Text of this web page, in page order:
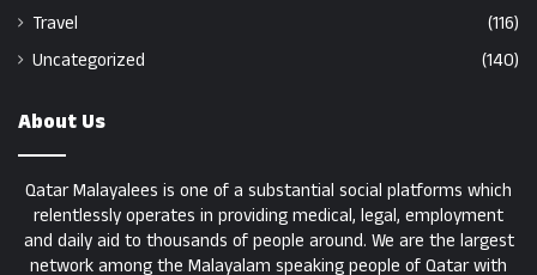
Travel
(116)
Uncategorized
(140)
About Us
Qatar Malayalees is one of a substantial social platforms which
relentlessly operates in providing medical, legal, employment
and daily aid to thousands of people around. We are the largest
network among the Malayalam speaking people of Qatar with